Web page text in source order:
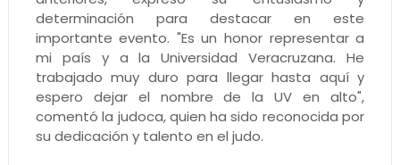
determinación para destacar en este
importante evento. "Es un honor representar a
mi país y a la Universidad Veracruzana. He
trabajado muy duro para llegar hasta aquí y
espero dejar el nombre de la UV en alto",
comentó la judoca, quien ha sido reconocida por
su dedicación y talento en el judo.